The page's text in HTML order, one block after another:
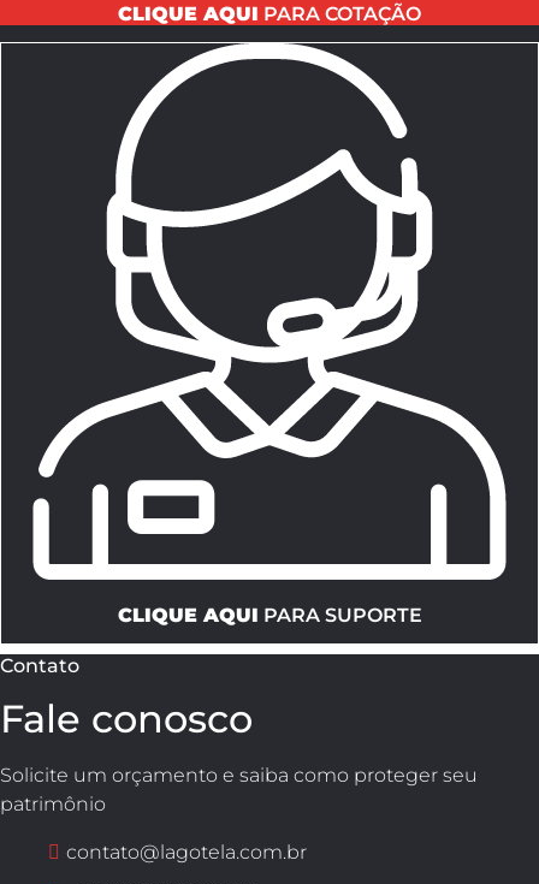
CLIQUE AQUI PARA COTAÇÃO
CLIQUE AQUI PARA SUPORTE
Contato
Fale conosco
Solicite um orçamento e saiba como proteger seu
patrimônio
contato@lagotela.com.br